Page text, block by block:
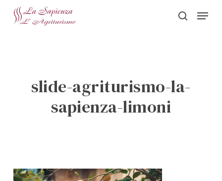
search
Menu
slide-agriturismo-la-
sapienza-limoni